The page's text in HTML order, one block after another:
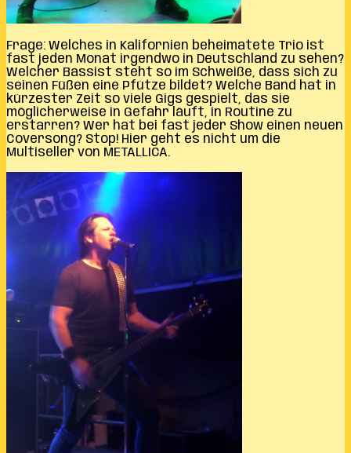
Frage: Welches in Kalifornien beheimatete Trio ist
fast jeden Monat irgendwo in Deutschland zu sehen?
Welcher Bassist steht so im Schweiße, dass sich zu
seinen Füßen eine Pfütze bildet? Welche Band hat in
kürzester Zeit so viele Gigs gespielt, das sie
möglicherweise in Gefahr läuft, in Routine zu
erstarren? Wer hat bei fast jeder Show einen neuen
Coversong? Stop! Hier geht es nicht um die
Multiseller von METALLICA.